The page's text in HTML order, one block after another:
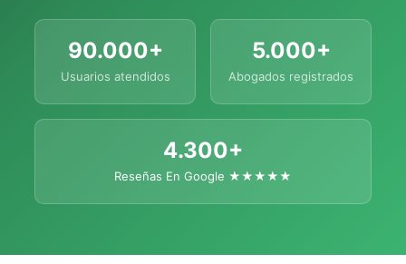
90.000+
Usuarios atendidos
5.000+
Abogados registrados
4.300+
Reseñas En Google ★★★★★